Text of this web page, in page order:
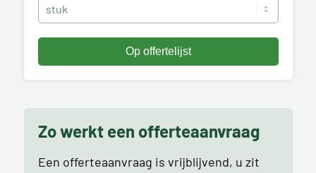
Zo werkt een offerteaanvraag
Een offerteaanvraag is vrijblijvend, u zit